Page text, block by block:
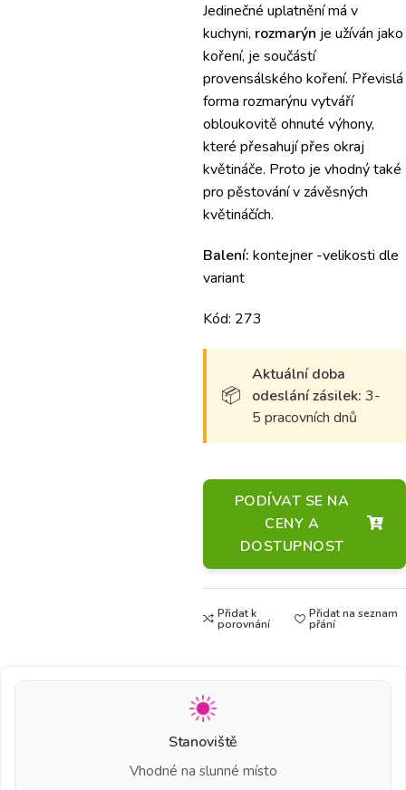
Jedinečné uplatnění má v
kuchyni, rozmarýn je užíván jako
koření, je součástí
provensálského koření. Převislá
forma rozmarýnu vytváří
obloukovitě ohnuté výhony,
které přesahují přes okraj
květináče. Proto je vhodný také
pro pěstování v závěsných
květináčích.
Balení: kontejner -velikosti dle
variant
Kód: 273
Aktuální doba
odeslání zásilek: 3-
5 pracovních dnů
PODÍVAT SE NA
CENY A
DOSTUPNOST
Přidat k
porovnání
Přidat na seznam
přání
Stanoviště
Vhodné na slunné místo